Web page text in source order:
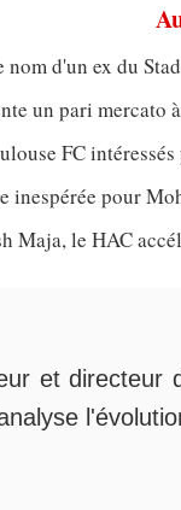
nom d'un ex du
un pari mercato
FC
inespérée pour
Maja, le HAC
et directeur